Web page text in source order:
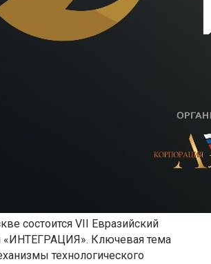
состоится VII Евразийский
Ключевая тема
технологического